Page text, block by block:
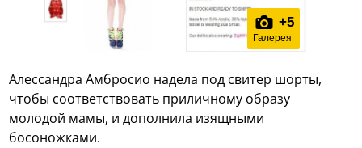
+5
Галерея
Алессандра Амбросио надела под свитер шорты,
чтобы соответствовать приличному образу
молодой мамы, и дополнила изящными
босоножками.